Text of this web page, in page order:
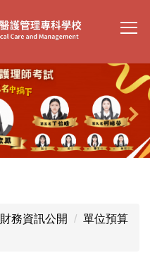
財務資訊公開
單位預算